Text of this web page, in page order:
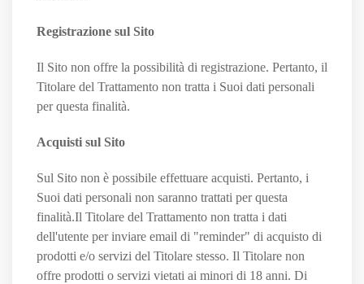
Registrazione sul Sito
Il Sito non offre la possibilità di registrazione. Pertanto, il
Titolare del Trattamento non tratta i Suoi dati personali
per questa finalità.
Acquisti sul Sito
Sul Sito non è possibile effettuare acquisti. Pertanto, i
Suoi dati personali non saranno trattati per questa
finalità.Il Titolare del Trattamento non tratta i dati
dell'utente per inviare email di "reminder" di acquisto di
prodotti e/o servizi del Titolare stesso. Il Titolare non
offre prodotti o servizi vietati ai minori di 18 anni. Di